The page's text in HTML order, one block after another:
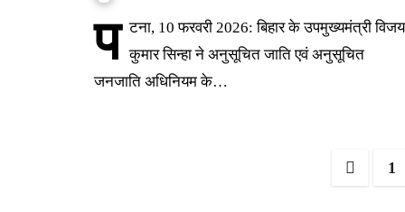
प टना, 10 फरवरी 2026: बिहार के उपमुख्यमंत्री विजय
कुमार सिन्हा ने अनुसूचित जाति एवं अनुसूचित
जनजाति अधिनियम के…
Posts
1